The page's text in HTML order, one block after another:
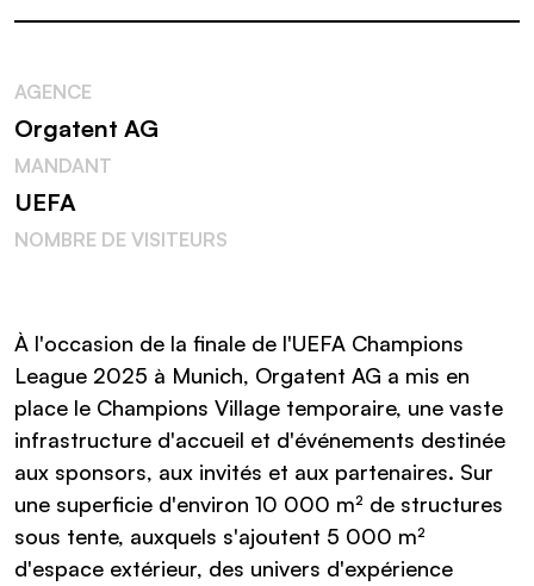
AGENCE
Orgatent AG
MANDANT
UEFA
NOMBRE DE VISITEURS
À l'occasion de la finale de l'UEFA Champions
League 2025 à Munich, Orgatent AG a mis en
place le Champions Village temporaire, une vaste
infrastructure d'accueil et d'événements destinée
aux sponsors, aux invités et aux partenaires. Sur
une superficie d'environ 10 000 m² de structures
sous tente, auxquels s'ajoutent 5 000 m²
d'espace extérieur, des univers d'expérience